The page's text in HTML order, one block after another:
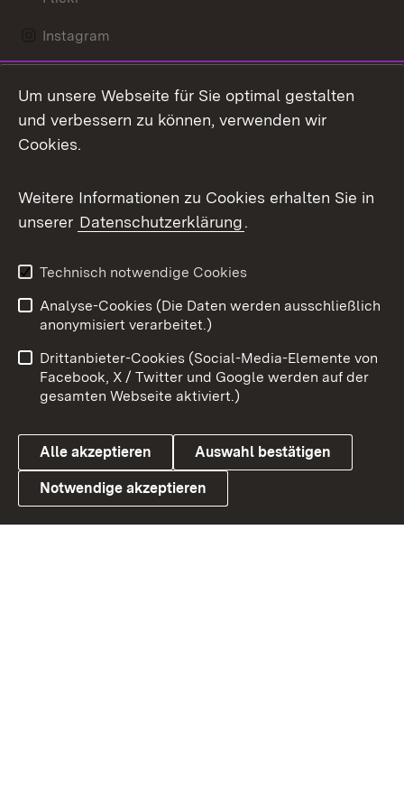
Instagram
Mastodon
Messenger
Social Wall
X / Twitter
Youtube
Link zum Landesportal
Benutzungshinweise
Barrierefreiheit
Datenschutz
Cookies
Um unsere Webseite für Sie optimal gestalten
und verbessern zu können, verwenden wir
Cookies.
Weitere Informationen zu Cookies erhalten Sie in
unserer Datenschutzerklärung.
Technisch notwendige Cookies
Analyse-Cookies (Die Daten werden ausschließlich
anonymisiert verarbeitet.)
Drittanbieter-Cookies (Social-Media-Elemente von
Facebook, X / Twitter und Google werden auf der
gesamten Webseite aktiviert.)
Alle akzeptieren Auswahl bestätigen
Notwendige akzeptieren